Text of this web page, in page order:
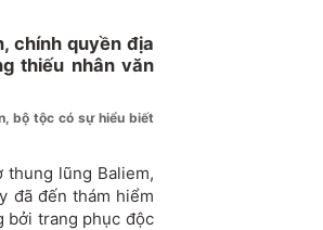
chính quyền địa
thiếu nhân văn
bộ tộc có sự hiểu biết
thung lũng Baliem,
đã đến thám hiểm
bởi trang phục độc